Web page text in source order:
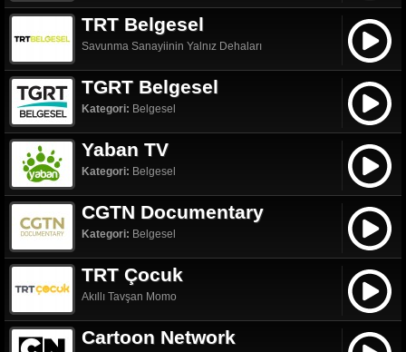
TRT Belgesel
Savunma Sanayiinin Yalnız Dehaları
TGRT Belgesel
Kategori: Belgesel
Yaban TV
Kategori: Belgesel
CGTN Documentary
Kategori: Belgesel
TRT Çocuk
Akıllı Tavşan Momo
Cartoon Network